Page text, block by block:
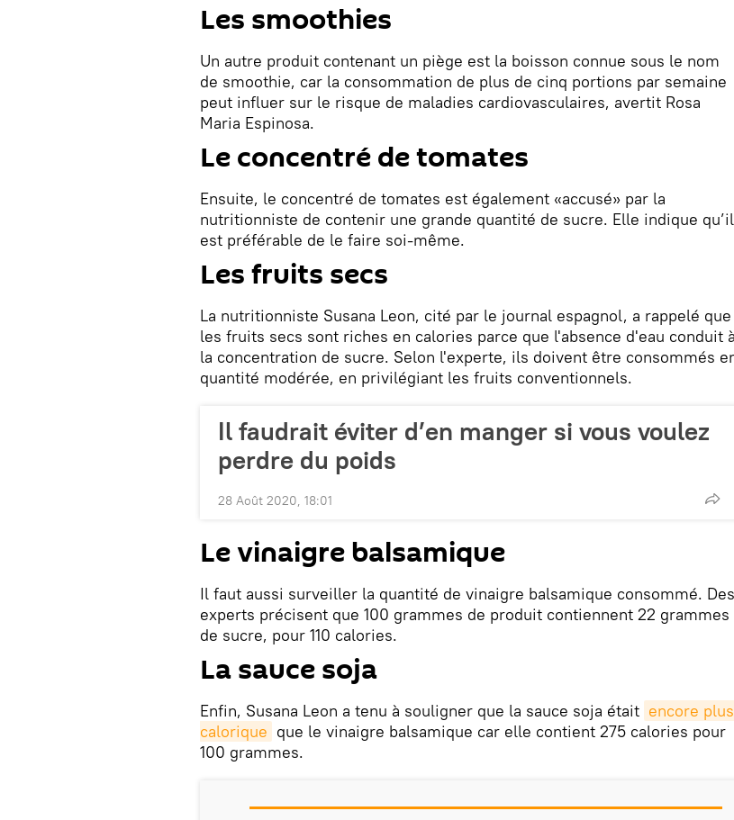
Les smoothies
Un autre produit contenant un piège est la boisson connue sous le nom
de smoothie, car la consommation de plus de cinq portions par semaine
peut influer sur le risque de maladies cardiovasculaires, avertit Rosa
Maria Espinosa.
Le concentré de tomates
Ensuite, le concentré de tomates est également «accusé» par la
nutritionniste de contenir une grande quantité de sucre. Elle indique qu’il
est préférable de le faire soi-même.
Les fruits secs
La nutritionniste Susana Leon, cité par le journal espagnol, a rappelé que
les fruits secs sont riches en calories parce que l'absence d'eau conduit à
la concentration de sucre. Selon l'experte, ils doivent être consommés
quantité modérée, en privilégiant les fruits conventionnels.
Il faudrait éviter d’en manger si vous voulez
perdre du poids
28 Août 2020, 18:01
Le vinaigre balsamique
Il faut aussi surveiller la quantité de vinaigre balsamique consommé. Des
experts précisent que 100 grammes de produit contiennent 22 grammes
de sucre, pour 110 calories.
La sauce soja
Enfin, Susana Leon a tenu à souligner que la sauce soja était encore plus
calorique que le vinaigre balsamique car elle contient 275 calories pour
100 grammes.